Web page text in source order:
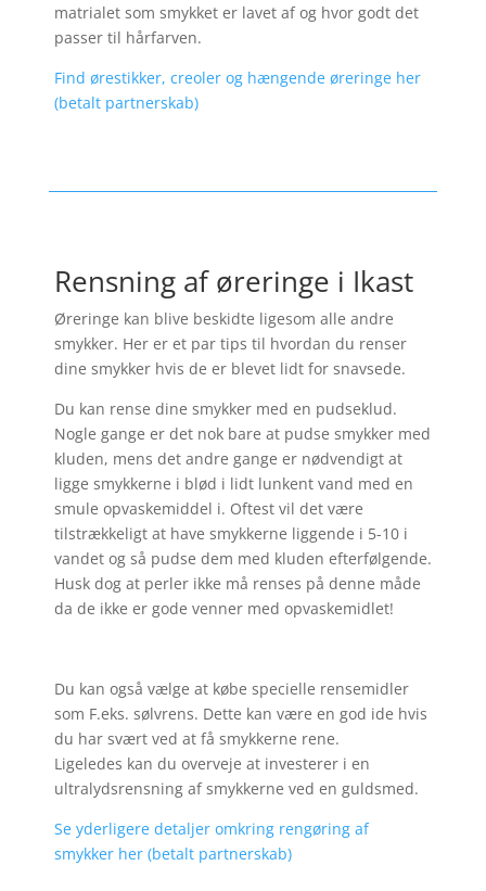
matrialet som smykket er lavet af og hvor godt det
passer til hårfarven.
Find ørestikker, creoler og hængende øreringe her
(betalt partnerskab)
Rensning af øreringe i Ikast
Øreringe kan blive beskidte ligesom alle andre
smykker. Her er et par tips til hvordan du renser
dine smykker hvis de er blevet lidt for snavsede.
Du kan rense dine smykker med en pudseklud.
Nogle gange er det nok bare at pudse smykker med
kluden, mens det andre gange er nødvendigt at
ligge smykkerne i blød i lidt lunkent vand med en
smule opvaskemiddel i. Oftest vil det være
tilstrækkeligt at have smykkerne liggende i 5-10 i
vandet og så pudse dem med kluden efterfølgende.
Husk dog at perler ikke må renses på denne måde
da de ikke er gode venner med opvaskemidlet!
Du kan også vælge at købe specielle rensemidler
som F.eks. sølvrens. Dette kan være en god ide hvis
du har svært ved at få smykkerne rene.
Ligeledes kan du overveje at investerer i en
ultralydsrensning af smykkerne ved en guldsmed.
Se yderligere detaljer omkring rengøring af
smykker her (betalt partnerskab)